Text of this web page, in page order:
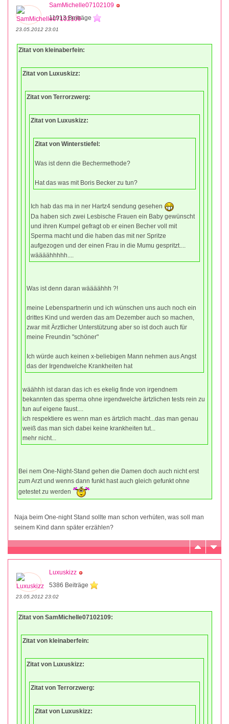
SamMichelle07102109
11913 Beiträge
23.05.2012 23:01
Zitat von kleinaberfein:
Zitat von Luxuskizz:
Zitat von Terrorzwerg:
Zitat von Luxuskizz:
Zitat von Winterstiefel:
Was ist denn die Bechermethode?
Hat das was mit Boris Becker zu tun?
Ich hab das ma in ner Hartz4 sendung gesehen
Da haben sich zwei Lesbische Frauen ein Baby gewünscht
und ihren Kumpel gefragt ob er einen Becher voll mit
Sperma macht und die haben das mit ner Spritze
aufgezogen und der einen Frau in die Mumu gespritzt....
wäääähhhhh....
Was ist denn daran wäääähhh ?!
meine Lebenspartnerin und ich wünschen uns auch noch ein
drittes Kind und werden das am Dezember auch so machen,
zwar mit Ärztlicher Unterstützung aber so ist doch auch für
meine Freundin "schöner"
Ich würde auch keinen x-beliebigen Mann nehmen aus Angst
das der Irgendwelche Krankheiten hat
wäähhh ist daran das ich es ekelig finde von irgendnem
bekannten das sperma ohne irgendwelche ärtzlichen tests rein zu
tun auf eigene faust....
ich respektiere es wenn man es ärtzlich macht...das man genau
weiß das man sich dabei keine krankheiten tut...
mehr nicht...
Bei nem One-Night-Stand gehen die Damen doch auch nicht erst
zum Arzt und wenns dann funkt hast auch gleich gefunkt ohne
getestet zu werden
Naja beim One-night Stand sollte man schon verhüten, was soll man
seinem Kind dann später erzählen?
Luxuskizz
5386 Beiträge
23.05.2012 23:02
Zitat von SamMichelle07102109:
Zitat von kleinaberfein:
Zitat von Luxuskizz:
Zitat von Terrorzwerg:
Zitat von Luxuskizz: